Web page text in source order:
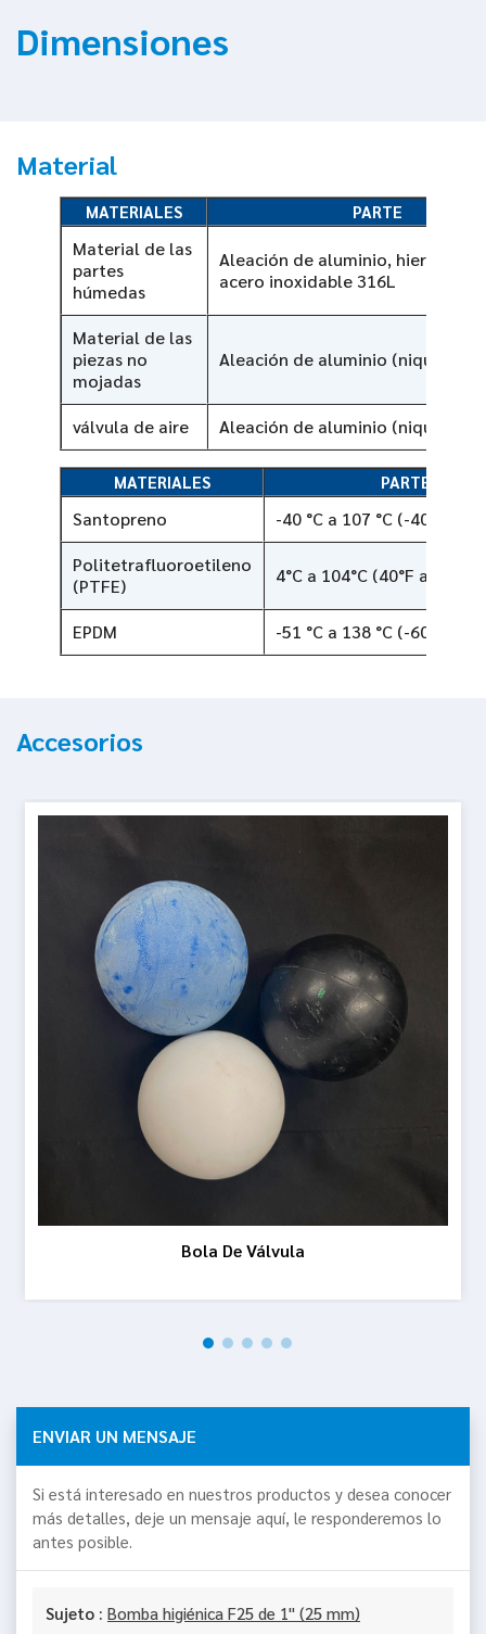
Dimensiones
Material
MATERIALES PARTE
Material de las
partes
húmedas
Aleación de aluminio, hierro
acero inoxidable 316L
Material de las
piezas no
mojadas
Aleación de aluminio (niquelado)
válvula de aire Aleación de aluminio (niquelado)
MATERIALES PARTE
Santopreno
-40 °C a 107 °C (-40 °F a
Politetrafluoroetileno
(PTFE)
4°C a 104°C (40°F a 220°F)
EPDM -51 °C a 138 °C (-60 °F a
Accesorios
Bola De Válvula
ENVIAR UN MENSAJE
Si está interesado en nuestros productos y desea conocer
más detalles, deje un mensaje aquí, le responderemos lo
antes posible.
Sujeto : Bomba higiénica F25 de 1" (25 mm)